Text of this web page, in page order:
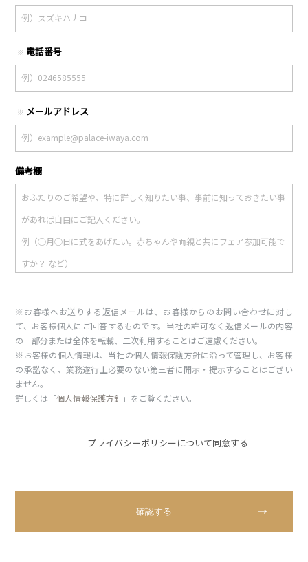
※ 電話番号
※ メールアドレス
備考欄
※お客様へお送りする返信メールは、お客様からのお問い合わせに対し
て、お客様個人にご回答するものです。当社の許可なく返信メールの内容
の一部分または全体を転載、二次利用することはご遠慮ください。
※お客様の個人情報は、当社の個人情報保護方針に沿って管理し、お客様
の承諾なく、業務遂行上必要のない第三者に開示・提示することはござい
ません。
詳しくは「個人情報保護方針」をご覧ください。
プライバシーポリシーについて同意する